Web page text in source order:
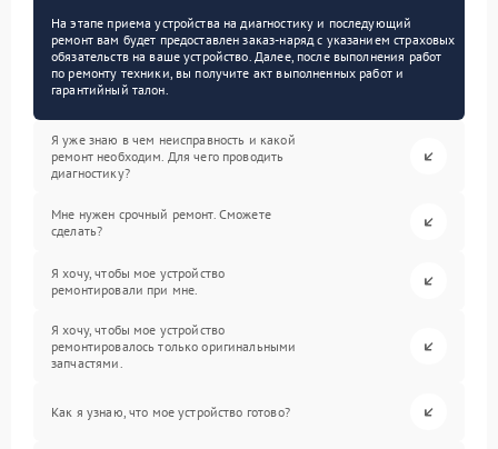
На этапе приема устройства на диагностику и последующий
ремонт вам будет предоставлен заказ-наряд с указанием страховых
обязательств на ваше устройство. Далее, после выполнения работ
по ремонту техники, вы получите акт выполненных работ и
гарантийный талон.
Я уже знаю в чем неисправность и какой
ремонт необходим. Для чего проводить
диагностику?
Мне нужен срочный ремонт. Сможете
сделать?
Я хочу, чтобы мое устройство
ремонтировали при мне.
Я хочу, чтобы мое устройство
ремонтировалось только оригинальными
запчастями.
Как я узнаю, что мое устройство готово?